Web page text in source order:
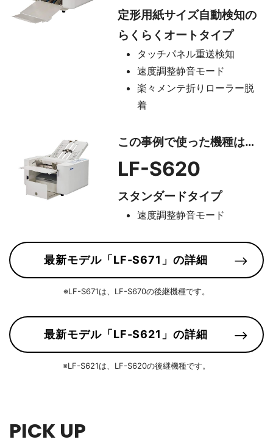
定形用紙サイズ自動検知の
らくらくオートタイプ
タッチパネル重送検知
速度調整静音モード
楽々メンテ折りローラー脱
着
この事例で使った機種は…
LF-S620
スタンダードタイプ
速度調整静⾳モード
最新モデル「LF-S671」の詳細
※LF-S671は、LF-S670の後継機種です。
最新モデル「LF-S621」の詳細
※LF-S621は、LF-S620の後継機種です。
PICK UP